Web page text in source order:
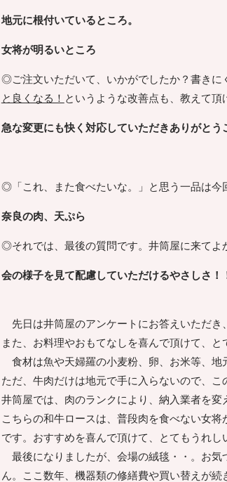
地元に根付いているところ。
女将が明るいところ
◎ご注文いただいて、いかがでしたか？書きに
と良くなる！ というような改善点も、教えて頂
急な変更にも快く対応していただきありがと
◎「これ、また食べたいな。」と思う一品は今
奈良の肉、天ぷら
◎それでは、最後の質問です。井筒屋に来てよ
会の様子を見て配慮していただけるやさしさ！
先日は井筒屋のアンケートにお答えいただき
また、お料理やおもてなしを喜んで頂けて、と
食材は魚や天婦羅の小麦粉、卵、お米等、地
ただ、牛肉だけは地元で手に入らないので、こ
井筒屋では、肉のランクにより、納入業者を変
こちらの和牛ロースは、普段肉を食べない女
です。おすすめを喜んで頂けて、とてもうれし
最後になりましたが、会場の絨毯・・。お気
ん。ここ数年、機器類の修繕費や買い替えが続